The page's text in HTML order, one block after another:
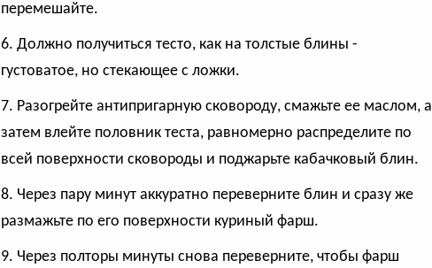
перемешайте.
6. Должно получиться тесто, как на толстые блины -
густоватое, но стекающее с ложки.
7. Разогрейте антипригарную сковороду, смажьте ее маслом, а
затем влейте половник теста, равномерно распределите по
всей поверхности сковороды и поджарьте кабачковый блин.
8. Через пару минут аккуратно переверните блин и сразу же
размажьте по его поверхности куриный фарш.
9. Через полторы минуты снова переверните, чтобы фарш